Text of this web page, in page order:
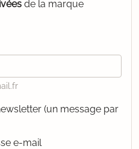
de la marque
(un message par
e-mail